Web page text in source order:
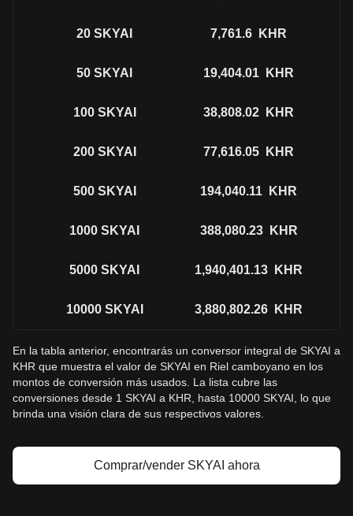
20 SKYAI 7,761.6 KHR
50 SKYAI 19,404.01 KHR
100 SKYAI 38,808.02 KHR
200 SKYAI 77,616.05 KHR
500 SKYAI 194,040.11 KHR
1000 SKYAI 388,080.23 KHR
5000 SKYAI 1,940,401.13 KHR
10000 SKYAI 3,880,802.26 KHR
En la tabla anterior, encontrarás un conversor integral de SKYAI a
KHR que muestra el valor de SKYAI en Riel camboyano en los
montos de conversión más usados. La lista cubre las
conversiones desde 1 SKYAI a KHR, hasta 10000 SKYAI, lo que
brinda una visión clara de sus respectivos valores.
Comprar/vender SKYAI ahora